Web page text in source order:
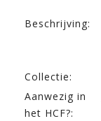
Beschrijving:
Collectie:
Aanwezig in
het HCF?: